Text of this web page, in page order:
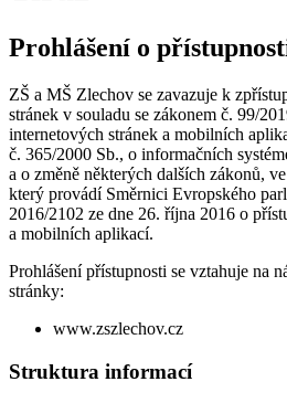
Prohlášení o
ZŠ a MŠ Zlechov se zavazuje k
stránek v souladu se zákonem č. 99/
internetových stránek a mobilních
č. 365/2000 Sb., o informačních
a o změně některých dalších zákonů,
který provádí Směrnici Evropského
2016/2102 ze dne 26. října 2016 o
a mobilních aplikací.
Prohlášení přístupnosti se vztahuje na
stránky:
www.zszlechov.cz
Struktura informací